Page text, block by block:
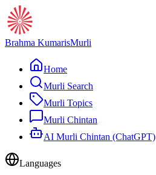
Brahma KumarisMurli
Home
Murli Search
Murli Topics
Murli Chintan
AI Murli Chintan (ChatGPT)
Languages